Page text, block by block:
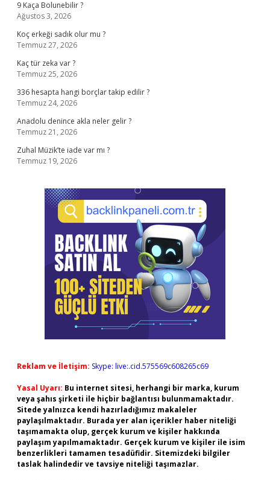
9 Kaça Bolunebilir ?
Ağustos 3, 2026
Koç erkeği sadık olur mu ?
Temmuz 27, 2026
Kaç tür zeka var ?
Temmuz 25, 2026
336 hesapta hangi borçlar takip edilir ?
Temmuz 24, 2026
Anadolu denince akla neler gelir ?
Temmuz 21, 2026
Zuhal Müzik’te iade var mı ?
Temmuz 19, 2026
Reklam ve İletişim: Skype: live:.cid.575569c608265c69
Yasal Uyarı: Bu internet sitesi, herhangi bir marka, kurum
veya şahıs şirketi ile hiçbir bağlantısı bulunmamaktadır.
Sitede yalnızca kendi hazırladığımız makaleler
paylaşılmaktadır. Burada yer alan içerikler haber niteliği
taşımamakta olup, gerçek kurum ve kişiler hakkında
paylaşım yapılmamaktadır. Gerçek kurum ve kişiler ile isim
benzerlikleri tamamen tesadüfidir. Sitemizdeki bilgiler
taslak halindedir ve tavsiye niteliği taşımazlar.